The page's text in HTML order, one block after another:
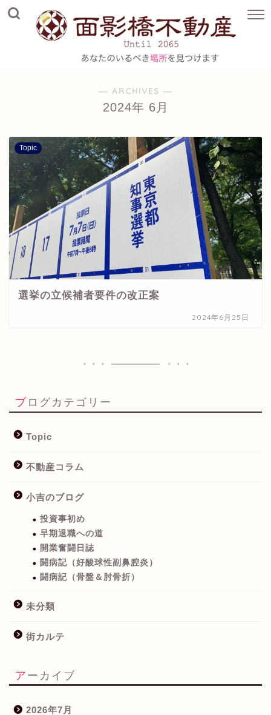
― ARCHIVES ―
2024年 6月
Topic
選挙の立候補者要件の改正案
2024年6月25日
ブログカテゴリー
Topic
不動産コラム
小吉のブログ
投資事初め
早期退職への道
開業奮闘日誌
闘病記（好酸球性副鼻腔炎）
闘病記（骨盤＆肘骨折）
未分類
街カルテ
アーカイブ
2026年7月